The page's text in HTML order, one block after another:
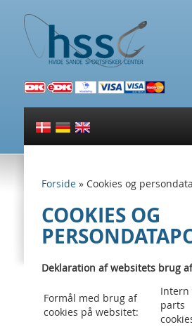
Forside » Cookies og
COOKIES OG
Deklaration af websitets brug
Formål med brug af
cookies på websitet:
Intern
parts